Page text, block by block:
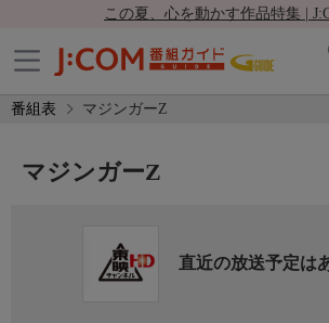
この夏、心を動かす作品特集 |
番組表 マジンガーZ
マジンガーZ
直近の放送予定は